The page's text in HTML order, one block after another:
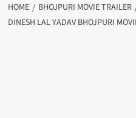
HOME BHOJPURI MOVIE TRAILER
DINESH LAL YADAV BHOJPURI